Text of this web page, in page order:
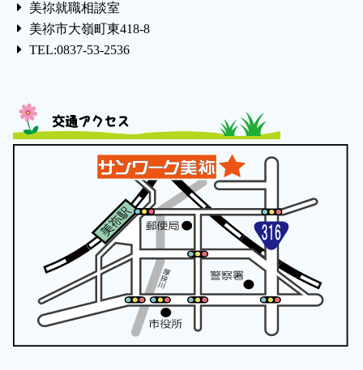
美祢就職相談室
美祢市大嶺町東418-8
TEL:0837-53-2536
交通アクセス